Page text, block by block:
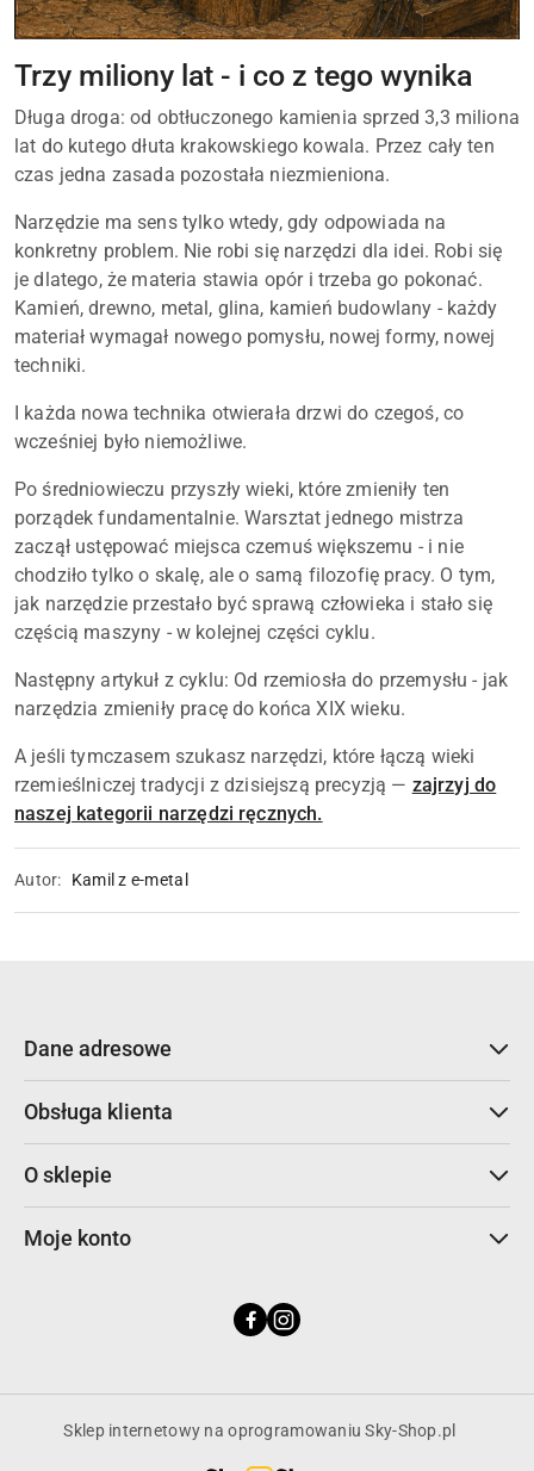
Trzy miliony lat - i co z tego wynika
Długa droga: od obtłuczonego kamienia sprzed 3,3 miliona
lat do kutego dłuta krakowskiego kowala. Przez cały ten
czas jedna zasada pozostała niezmieniona.
Narzędzie ma sens tylko wtedy, gdy odpowiada na
konkretny problem. Nie robi się narzędzi dla idei. Robi się
je dlatego, że materia stawia opór i trzeba go pokonać.
Kamień, drewno, metal, glina, kamień budowlany - każdy
materiał wymagał nowego pomysłu, nowej formy, nowej
techniki.
I każda nowa technika otwierała drzwi do czegoś, co
wcześniej było niemożliwe.
Po średniowieczu przyszły wieki, które zmieniły ten
porządek fundamentalnie. Warsztat jednego mistrza
zaczął ustępować miejsca czemuś większemu - i nie
chodziło tylko o skalę, ale o samą filozofię pracy. O tym,
jak narzędzie przestało być sprawą człowieka i stało się
częścią maszyny - w kolejnej części cyklu.
Następny artykuł z cyklu: Od rzemiosła do przemysłu - jak
narzędzia zmieniły pracę do końca XIX wieku.
A jeśli tymczasem szukasz narzędzi, które łączą wieki
rzemieślniczej tradycji z dzisiejszą precyzją — zajrzyj do
naszej kategorii narzędzi ręcznych.
Autor: Kamil z e-metal
Dane adresowe
Obsługa klienta
O sklepie
Moje konto
Sklep internetowy na oprogramowaniu Sky-Shop.pl